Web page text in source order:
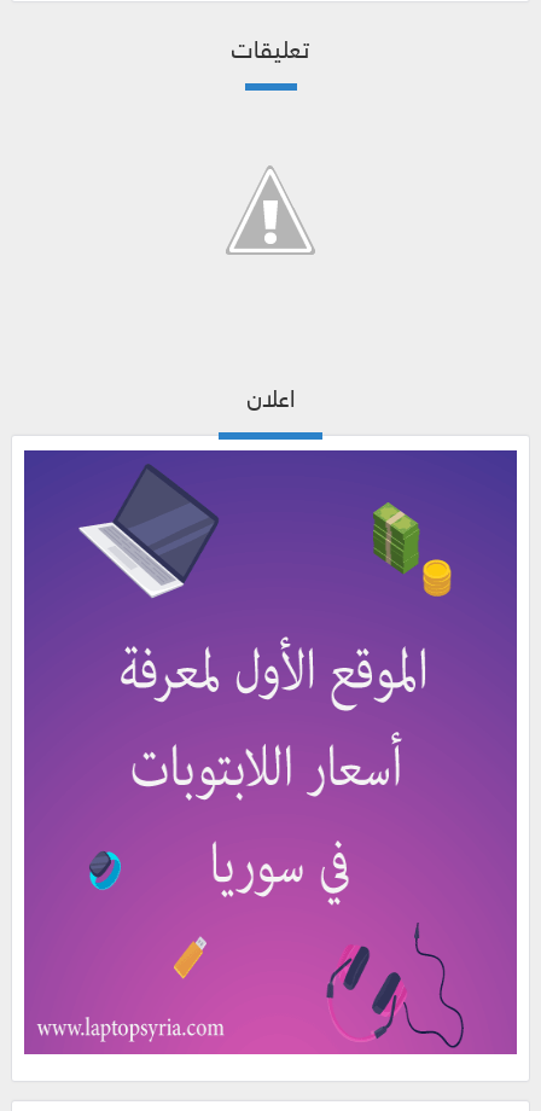
تعليقات
اعلان